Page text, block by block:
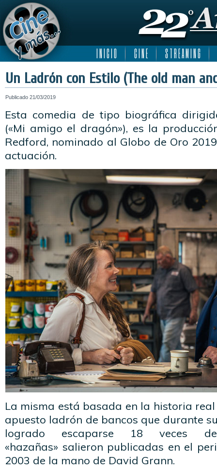
I N I C I O C I N E S T R E A M I N G
Un Ladrón con Estilo (The old man
Publicado 21/03/2019
Esta comedia de tipo biográfica
(«Mi amigo el dragón»), es la
Redford, nominado al Globo de Oro
actuación.
La misma está basada en la historia real
apuesto ladrón de bancos que durante
logrado escaparse 18 veces
«hazañas» salieron publicadas en el
2003 de la mano de David Grann.